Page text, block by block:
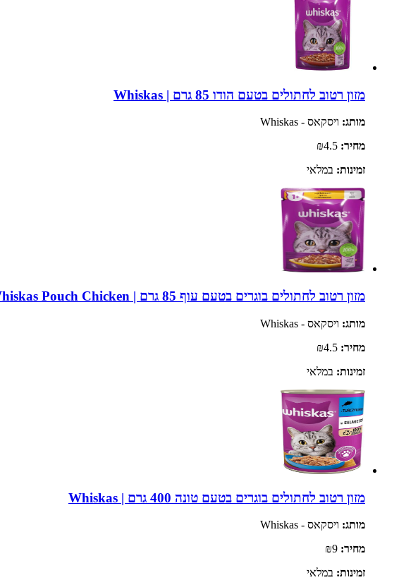
מזון רטוב לחתולים בטעם הודו 85 גרם | Whiskas
מותג: ויסקאס - Whiskas
מחיר:
זמינות: במלאי
מזון רטוב לחתולים בוגרים בטעם עוף 85 גרם | Whiskas Pouch Chicken
מותג: ויסקאס - Whiskas
מחיר:
זמינות: במלאי
מזון רטוב לחתולים בוגרים בטעם טונה 400 גרם | Whiskas
מותג: ויסקאס - Whiskas
מחיר:
זמינות: במלאי